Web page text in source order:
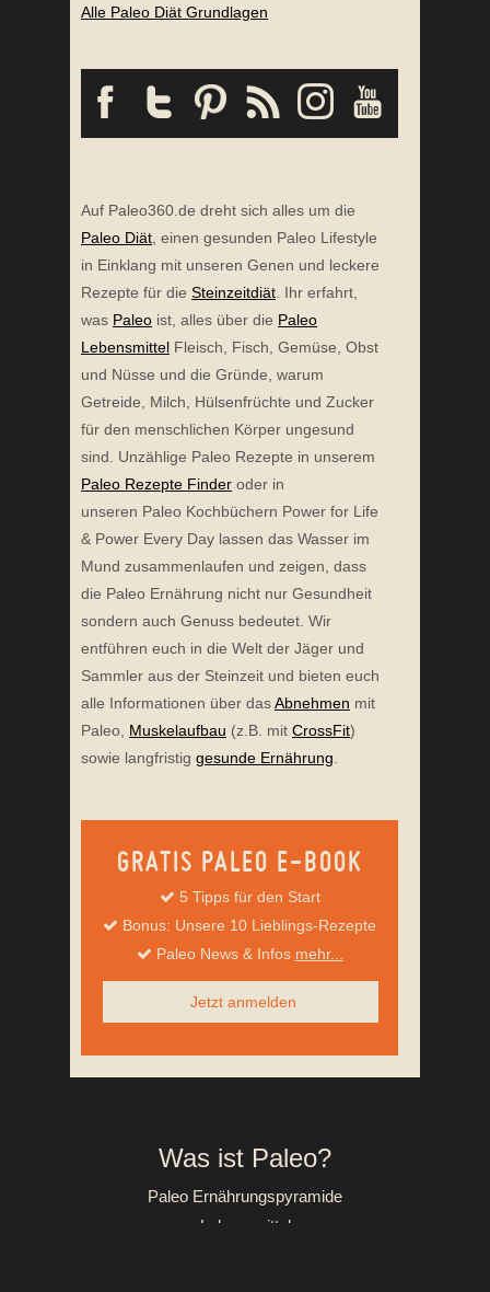
Alle Paleo Diät Grundlagen
Auf Paleo360.de dreht sich alles um die
Paleo Diät , einen gesunden Paleo Lifestyle
in Einklang mit unseren Genen und leckere
Rezepte für die Steinzeitdiät . Ihr erfahrt,
was Paleo ist, alles über die Paleo
Lebensmittel Fleisch, Fisch, Gemüse, Obst
und Nüsse und die Gründe, warum
Getreide, Milch, Hülsenfrüchte und Zucker
für den menschlichen Körper ungesund
sind. Unzählige Paleo Rezepte in unserem
Paleo Rezepte Finder oder in
unseren Paleo Kochbüchern Power for Life
& Power Every Day lassen das Wasser im
Mund zusammenlaufen und zeigen, dass
die Paleo Ernährung nicht nur Gesundheit
sondern auch Genuss bedeutet. Wir
entführen euch in die Welt der Jäger und
Sammler aus der Steinzeit und bieten euch
alle Informationen über dasAbnehmen mit
Paleo, Muskelaufbau (z.B. mit CrossFit)
sowie langfristig gesunde Ernährung
GRATIS PALEO E-BOOK
5 Tipps für den Start
Bonus: Unsere 10 Lieblings-Rezepte
Paleo News & Infos mehr...
Jetzt anmelden
Was ist Paleo?
Paleo Ernährungspyramide
Lebensmittel